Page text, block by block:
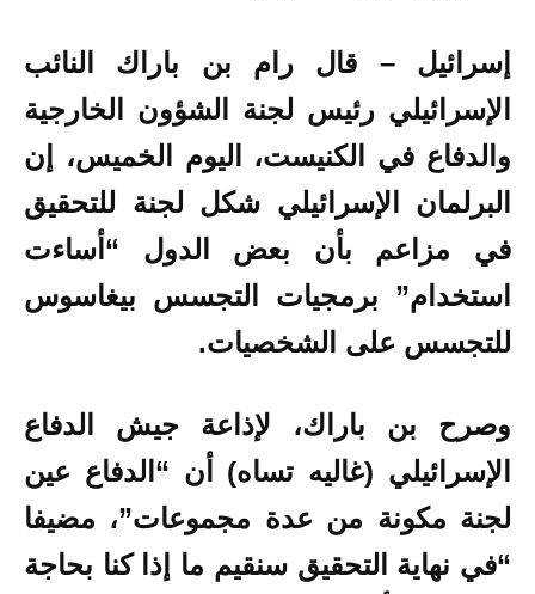
إسرائيل – قال رام بن باراك النائب
الإسرائيلي رئيس لجنة الشؤون الخارجية
والدفاع في الكنيست، اليوم الخميس، إن
البرلمان الإسرائيلي شكل لجنة للتحقيق
في مزاعم بأن بعض الدول “أساءت
استخدام” برمجيات التجسس بيغاسوس
للتجسس على الشخصيات.
وصرح بن باراك، لإذاعة جيش الدفاع
الإسرائيلي (غاليه تساه) أن “الدفاع عين
لجنة مكونة من عدة مجموعات”، مضيفا
“في نهاية التحقيق سنقيم ما إذا كنا بحاجة